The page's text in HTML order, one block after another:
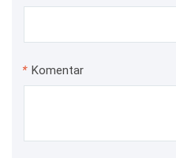
* Komentar